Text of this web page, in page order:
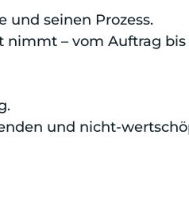
und seinen Prozess.
– vom Auftrag bis
und nicht-